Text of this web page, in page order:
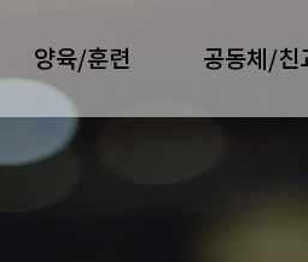
양육/훈련 공동체/친